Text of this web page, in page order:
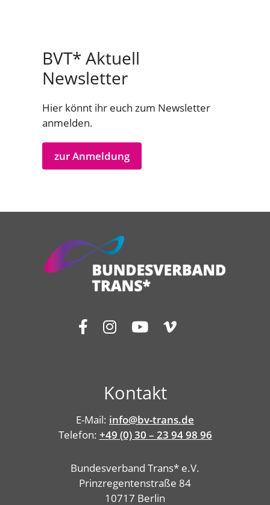
BVT* Aktuell
Newsletter
Hier könnt ihr euch zum Newsletter
anmelden.
zur Anmeldung
Kontakt
E-Mail: info@bv-trans.de
Telefon: +49 (0) 30 – 23 94 98 96
Bundesverband Trans* e.V.
Prinzregentenstraße 84
10717 Berlin